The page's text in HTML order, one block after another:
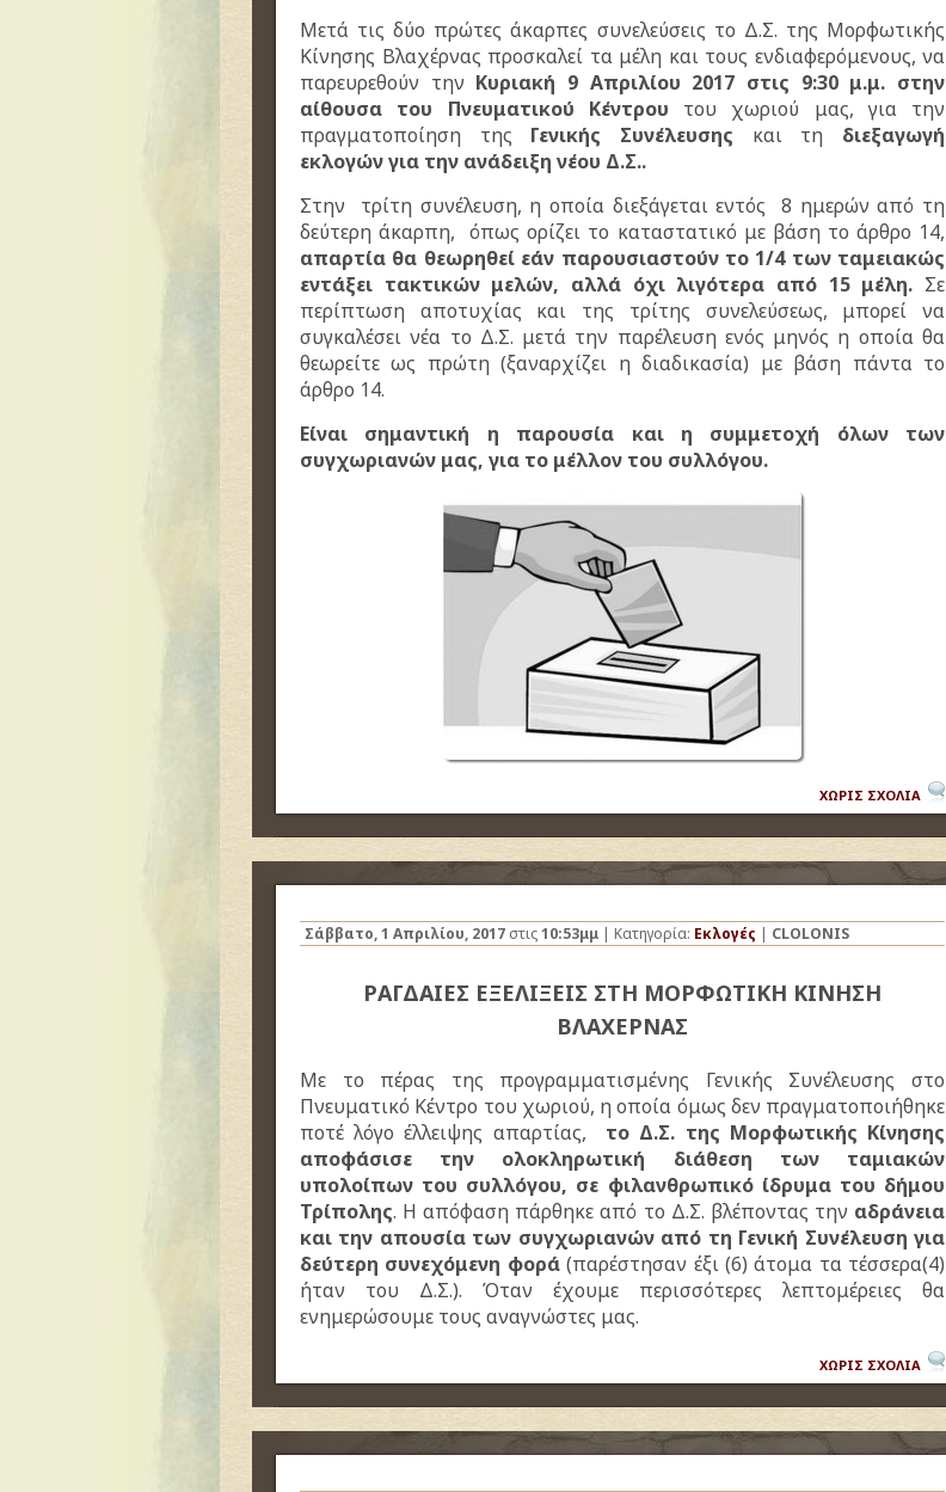
Μετά τις δύο πρώτες άκαρπες συνελεύσεις το Δ.Σ. της Μορφωτικής
Κίνησης Βλαχέρνας προσκαλεί τα μέλη και τους ενδιαφερόμενους, να
παρευρεθούν την Κυριακή 9 Απριλίου 2017 στις 9:30 μ.μ. στην
αίθουσα του Πνευματικού Κέντρου του χωριού μας, για την
πραγματοποίηση της Γενικής Συνέλευσης και τη διεξαγωγή
εκλογών για την ανάδειξη νέου Δ.Σ..
Στην τρίτη συνέλευση, η οποία διεξάγεται εντός 8 ημερών από τη
δεύτερη άκαρπη, όπως ορίζει το καταστατικό με βάση το άρθρο 14,
απαρτία θα θεωρηθεί εάν παρουσιαστούν το 1/4 των ταμειακώς
εντάξει τακτικών μελών, αλλά όχι λιγότερα από 15 μέλη. Σε
περίπτωση αποτυχίας και της τρίτης συνελεύσεως, μπορεί να
συγκαλέσει νέα το Δ.Σ. μετά την παρέλευση ενός μηνός η οποία θα
θεωρείτε ως πρώτη (ξαναρχίζει η διαδικασία) με βάση πάντα το
άρθρο 14.
Είναι σημαντική η παρουσία και η συμμετοχή όλων των
συγχωριανών μας, για το μέλλον του συλλόγου.
ΧΩΡΙΣ ΣΧΟΛΙΑ
Σάββατο, 1 Απριλίου, 2017 στις10:53μμ | Κατηγορία: Εκλογές | CLOLONIS
ΡΑΓΔΑΙΕΣ ΕΞΕΛΙΞΕΙΣ ΣΤΗ ΜΟΡΦΩΤΙΚΗ ΚΙΝΗΣΗ
ΒΛΑΧΕΡΝΑΣ
Με το πέρας της προγραμματισμένης Γενικής Συνέλευσης στο
Πνευματικό Κέντρο του χωριού, η οποία όμως δεν πραγματοποιήθηκε
ποτέ λόγο έλλειψης απαρτίας, το Δ.Σ. της Μορφωτικής Κίνησης
αποφάσισε την ολοκληρωτική διάθεση των ταμιακών
υπολοίπων του συλλόγου, σε φιλανθρωπικό ίδρυμα του δήμου
Τρίπολης. Η απόφαση πάρθηκε από το Δ.Σ. βλέποντας την αδράνεια
και την απουσία των συγχωριανών από τη Γενική Συνέλευση για
δεύτερη συνεχόμενη φορά(παρέστησαν έξι (6) άτομα τα τέσσερα(4)
ήταν του Δ.Σ.). Όταν έχουμε περισσότερες λεπτομέρειες θα
ενημερώσουμε τους αναγνώστες μας.
ΧΩΡΙΣ ΣΧΟΛΙΑ